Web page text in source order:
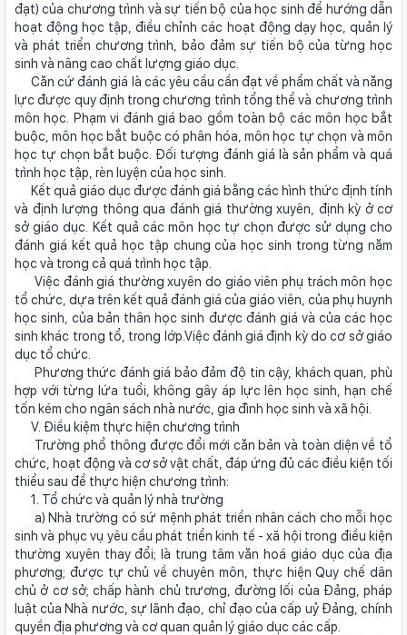
đạt) của chương trình và sự tiến bộ của học sinh để hướng dẫn
hoạt động học tập, điều chỉnh các hoạt động dạy học, quản lý
và phát triển chương trình, bảo đảm sự tiến bộ của từng học
sinh và nâng cao chất lượng giáo dục.
Căn cứ đánh giá là các yêu cầu cần đạt về phẩm chất và năng
lực được quy định trong chương trình tổng thể và chương trình
môn học. Phạm vi đánh giá bao gồm toàn bộ các môn học bắt
buộc, môn học bắt buộc có phân hóa, môn học tự chọn và môn
học tự chọn bắt buộc. Đối tượng đánh giá là sản phẩm và quá
trình học tập, rèn luyện của học sinh.
Kết quả giáo dục được đánh giá bằng các hình thức định tính
và định lượng thông qua đánh giá thường xuyên, định kỳ ở cơ
sở giáo dục. Kết quả các môn học tự chọn được sử dụng cho
đánh giá kết quả học tập chung của học sinh trong từng năm
học và trong cả quá trình học tập.
Việc đánh giá thường xuyên do giáo viên phụ trách môn học
tổ chức, dựa trên kết quả đánh giá của giáo viên, của phụ huynh
học sinh, của bản thân học sinh được đánh giá và của các học
sinh khác trong tổ, trong lớp.Việc đánh giá định kỳ do cơ sở giáo
dục tổ chức.
Phương thức đánh giá bảo đảm độ tin cậy, khách quan, phù
hợp với từng lứa tuổi, không gây áp lực lên học sinh, hạn chế
tốn kém cho ngân sách nhà nước, gia đình học sinh và xã hội.
V. Điều kiệm thực hiện chương trình
Trường phổ thông được đổi mới căn bản và toàn diện về tổ
chức, hoạt động và cơ sở vật chất, đáp ứng đủ các điều kiện tối
thiểu sau để thực hiện chương trình:
1. Tổ chức và quản lý nhà trường
a) Nhà trường có sứ mệnh phát triển nhân cách cho mỗi học
sinh và phục vụ yêu cầu phát triển kinh tế - xã hội trong điều kiện
thường xuyên thay đổi; là trung tâm văn hoá giáo dục của địa
phương; được tự chủ về chuyên môn, thực hiện Quy chế dân
chủ ở cơ sở; chấp hành chủ trương, đường lối của Đảng, pháp
luật của Nhà nước, sự lãnh đạo, chỉ đạo của cấp uỷ Đảng, chính
quyền địa phương và cơ quan quản lý giáo dục các cấp.